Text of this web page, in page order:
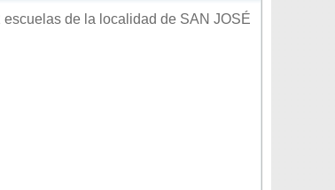
escuelas de la localidad de SAN JOSÉ